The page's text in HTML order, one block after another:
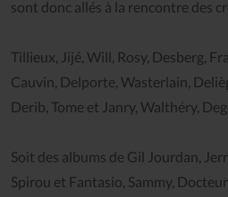
sont donc allés à la rencontre des
Tillieux, Jijé, Will, Rosy, Desberg,
Cauvin, Delporte, Wasterlain,
Derib, Tome et Janry, Walthéry,
Soit des albums de Gil Jourdan,
Spirou et Fantasio, Sammy,